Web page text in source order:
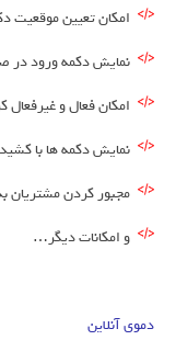
امکان تعیین موقعیت
نمایش دکمه ورود در
امکان فعال و
نمایش دکمه ها با
مجبور کردن مشتریان
و امکانات دیگر…
دموی آنلاین